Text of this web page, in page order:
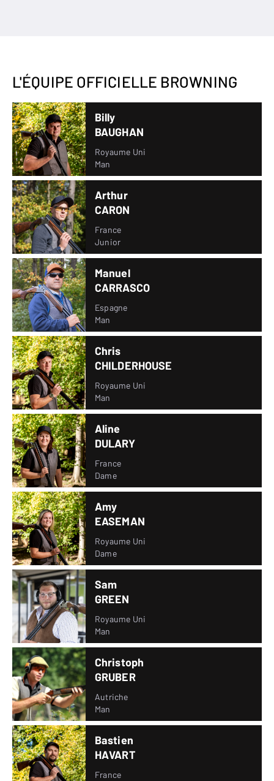
L'ÉQUIPE OFFICIELLE BROWNING
Billy
BAUGHAN
Royaume Uni
Man
Arthur
CARON
France
Junior
Manuel
CARRASCO
Espagne
Man
Chris
CHILDERHOUSE
Royaume Uni
Man
Aline
DULARY
France
Dame
Amy
EASEMAN
Royaume Uni
Dame
Sam
GREEN
Royaume Uni
Man
Christoph
GRUBER
Autriche
Man
Bastien
HAVART
France